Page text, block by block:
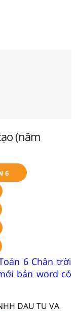
(năm
6
6 Chân trời
bản word có
DAU TU VA